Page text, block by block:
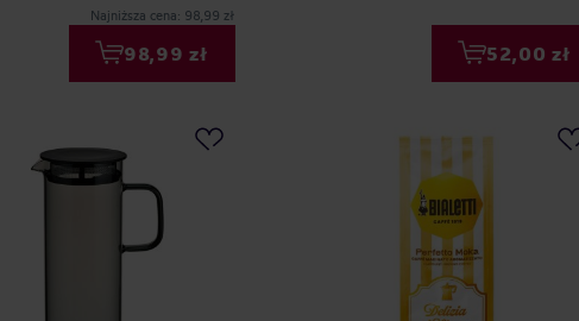
Najniższa cena: 98,99 zł
98,99 zł 52,00 zł